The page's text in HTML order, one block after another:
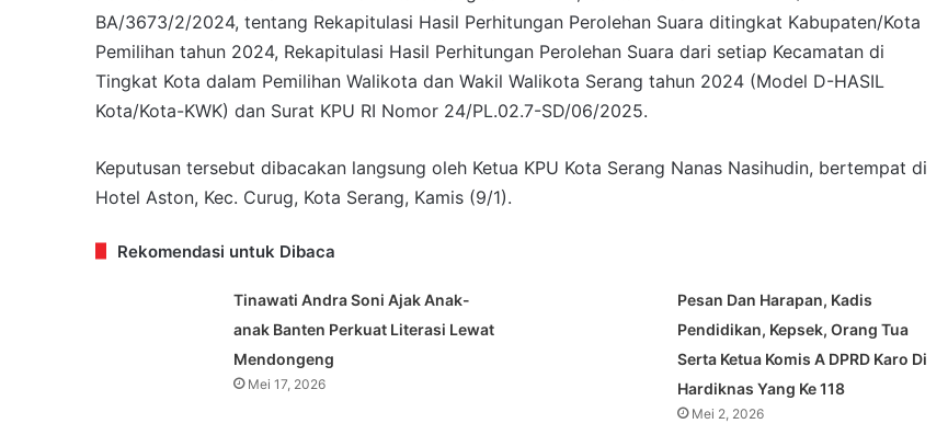
BA/3673/2/2024, tentang Rekapitulasi Hasil Perhitungan Perolehan Suara ditingkat Kabupaten/Kota
Pemilihan tahun 2024, Rekapitulasi Hasil Perhitungan Perolehan Suara dari setiap Kecamatan di
Tingkat Kota dalam Pemilihan Walikota dan Wakil Walikota Serang tahun 2024 (Model D-HASIL
Kota/Kota-KWK) dan Surat KPU RI Nomor 24/PL.02.7-SD/06/2025.
Keputusan tersebut dibacakan langsung oleh Ketua KPU Kota Serang Nanas Nasihudin, bertempat di
Hotel Aston, Kec. Curug, Kota Serang, Kamis (9/1).
Rekomendasi untuk Dibaca
Tinawati Andra Soni Ajak Anak-
anak Banten Perkuat Literasi Lewat
Mendongeng
Mei 17, 2026
Pesan Dan Harapan, Kadis
Pendidikan, Kepsek, Orang Tua
Serta Ketua Komis A DPRD Karo Di
Hardiknas Yang Ke 118
Mei 2, 2026